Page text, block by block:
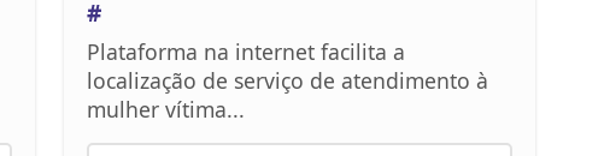
#
Plataforma na internet facilita a
localização de serviço de atendimento à
mulher vítima...